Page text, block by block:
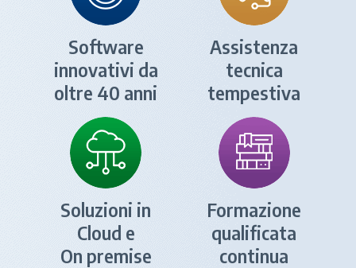
Software
innovativi da
oltre 40 anni
Assistenza
tecnica
tempestiva
Soluzioni in
Cloud e
On premise
Formazione
qualificata
continua